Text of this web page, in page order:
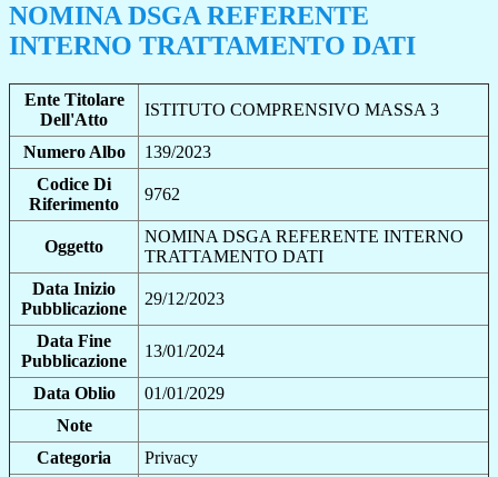
NOMINA DSGA REFERENTE
INTERNO TRATTAMENTO DATI
Ente Titolare
Dell'Atto
ISTITUTO COMPRENSIVO MASSA 3
Numero Albo
139/2023
Codice Di
Riferimento
9762
Oggetto
NOMINA DSGA REFERENTE INTERNO
TRATTAMENTO DATI
Data Inizio
Pubblicazione
29/12/2023
Data Fine
Pubblicazione
13/01/2024
Data Oblio
01/01/2029
Note
Categoria
Privacy